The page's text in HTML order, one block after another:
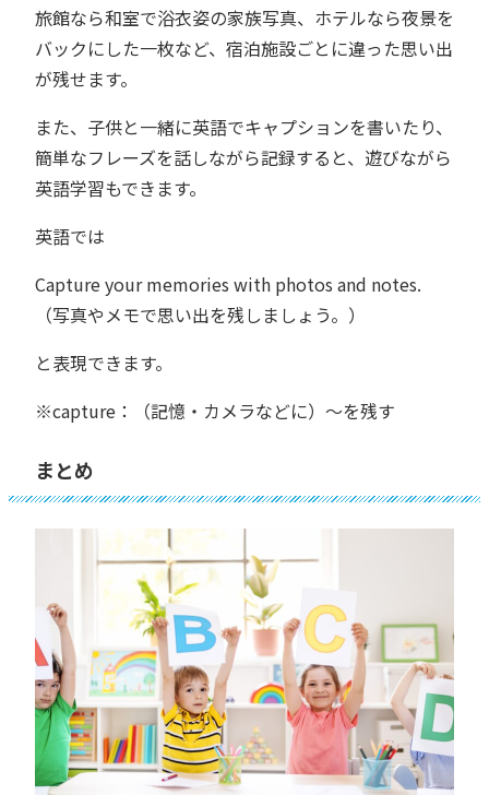
旅館なら和室で浴衣姿の家族写真、ホテルなら夜景を
バックにした一枚など、宿泊施設ごとに違った思い出
が残せます。
また、子供と一緒に英語でキャプションを書いたり、
簡単なフレーズを話しながら記録すると、遊びながら
英語学習もできます。
英語では
Capture your memories with photos and notes.
（写真やメモで思い出を残しましょう。）
と表現できます。
※capture：（記憶・カメラなどに）～を残す
まとめ